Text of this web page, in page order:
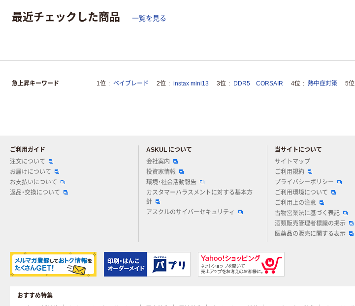
最近チェックした商品 一覧を見る
急上昇キーワード 1位 ベイブレード 2位 instax mini13 3位 DDR5 CORSAIR 4位 熱中症対策 5位
ご利用ガイド
注文について
お届けについて
お支払いについて
返品・交換について
ASKUL について
会社案内
投資家情報
環境・社会活動報告
カスタマーハラスメントに対する基本方
針
アスクルのサイバーセキュリティ
当サイトについて
サイトマップ
ご利用規約
プライバシーポリシー
ご利用環境について
ご利用上の注意
古物営業法に基づく表記
酒類販売管理者標識の掲示
医薬品の販売に関する表示
おすすめ特集